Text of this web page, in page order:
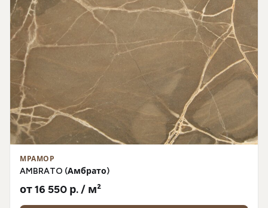
МРАМОР
AMBRATO (Амбрато)
от 16 550 р. / м²